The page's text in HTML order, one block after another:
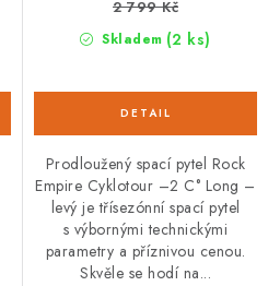
Skladem (2 ks)
2 799 Kč
Prodloužený spací pytel Rock
Empire Cyklotour –2 C° Long –
levý je třísezónní spací pytel
s výbornými technickými
parametry a příznivou cenou.
Skvěle se hodí na...